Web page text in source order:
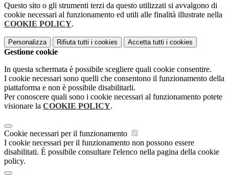
Questo sito o gli strumenti terzi da questo utilizzati si avvalgono di
cookie necessari al funzionamento ed utili alle finalità illustrate nella
COOKIE POLICY.
Personalizza Rifiuta tutti i cookies Accetta tutti i cookies
Gestione cookie
In questa schermata è possibile scegliere quali cookie consentire.
I cookie necessari sono quelli che consentono il funzionamento della
piattaforma e non è possibile disabilitarli.
Per conoscere quali sono i cookie necessari al funzionamento potete
visionare la COOKIE POLICY.
Cookie necessari per il funzionamento
I cookie necessari per il funzionamento non possono essere
disabilitati. È possibile consultare l'elenco nella pagina della cookie
policy.